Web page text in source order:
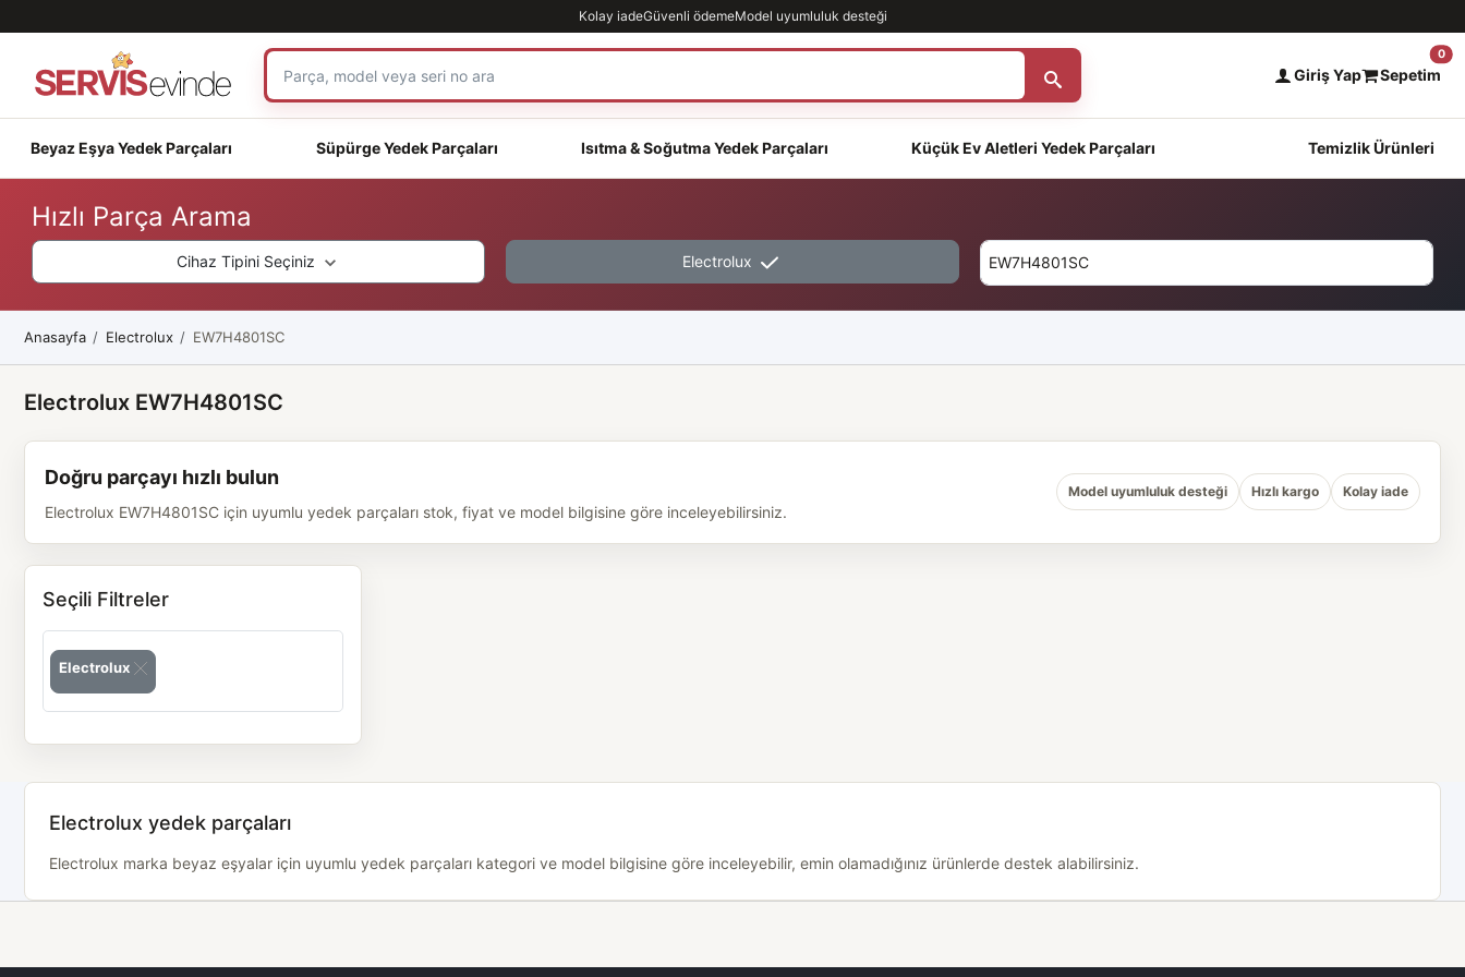
Kolay iadeGüvenli ödemeModel uyumluluk desteği
Giriş Yap Sepetim
0
Beyaz Eşya Yedek Parçaları Süpürge Yedek Parçaları Isıtma & Soğutma Yedek Parçaları Küçük Ev Aletleri Yedek Parçaları Temizlik Ürünleri
Hızlı Parça Arama
Cihaz Tipini Seçiniz Electrolux
Anasayfa Electrolux EW7H4801SC
Electrolux EW7H4801SC
Doğru parçayı hızlı bulun
Electrolux EW7H4801SC için uyumlu yedek parçaları stok, fiyat ve model bilgisine göre inceleyebilirsiniz.
Model uyumluluk desteği Hızlı kargo Kolay iade
Seçili Filtreler
Electrolux
Electrolux yedek parçaları
Electrolux marka beyaz eşyalar için uyumlu yedek parçaları kategori ve model bilgisine göre inceleyebilir, emin olamadığınız ürünlerde destek alabilirsiniz.